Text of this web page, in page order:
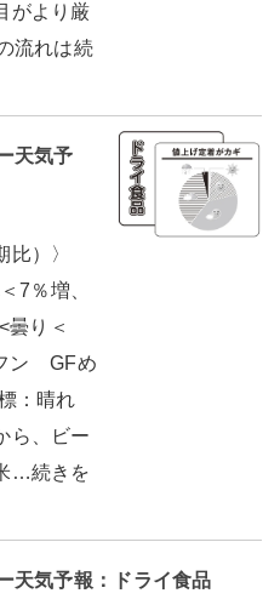
がより厳
流れは続
天気予
比）〉
7％増、
曇り＜
ン GFめ
：晴れ
ら、ビー
…続きを
天気予報：ドライ食品